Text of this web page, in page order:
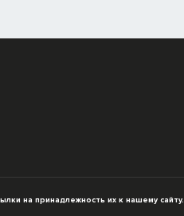
на принадлежность их к нашему сайту.